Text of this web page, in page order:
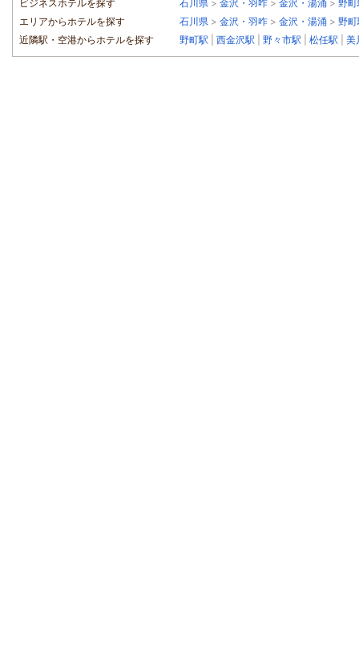
ビジネスホテルを探す 石川県 > 金沢・羽咋 > 金沢・湯涌 > 野
エリアからホテルを探す
石川県 > 金沢・羽咋 > 金沢・湯涌 > 野
近隣駅・空港からホテルを探す
野町駅 西金沢駅 野々市駅 松任駅 美